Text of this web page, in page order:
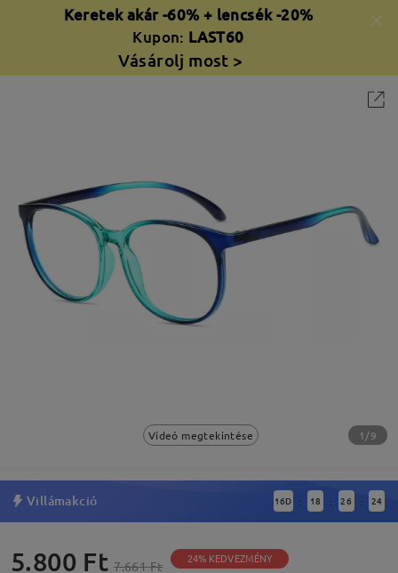
Keretek akár -60% + lencsék -20%
Kupon: LAST60
Vásárolj most >
Videó megtekintése 1/9
Villámakció 16D : 18 : 26 : 23
5.800 Ft 7.661 Ft 24% KEDVEZMÉNY